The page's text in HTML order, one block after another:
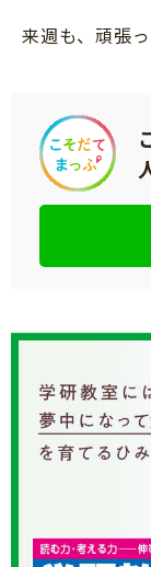
来週も、頑張